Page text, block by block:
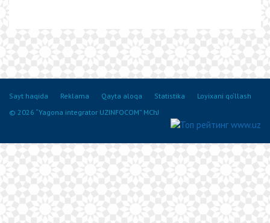
Sayt haqida Reklama Qayta aloqa Statistika
Loyixani qo‘llash
© 2026 “Yagona integrator UZINFOCOM” MChJ